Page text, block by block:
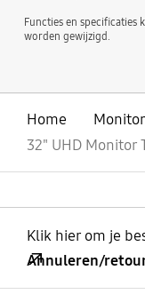
Functies en specificaties
worden gewijzigd.
Home
32" UHD Monitor
Klik hier om je
Annuleren/